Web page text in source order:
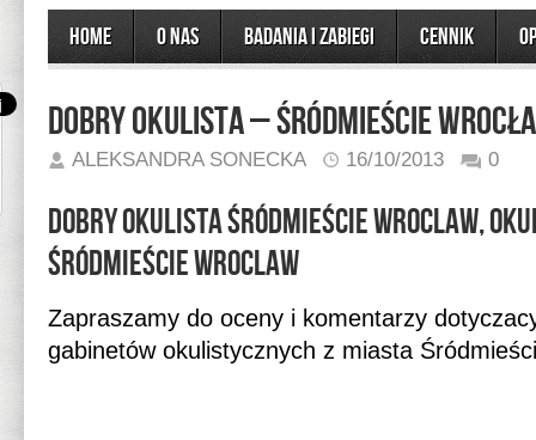
Home O Nas Badania i zabiegi CENNIK
Dobry Okulista – Śródmieście
ALEKSANDRA SONECKA 16/10/2013 0
Dobry Okulista Śródmieście Wroclaw,
Śródmieście Wroclaw
Zapraszamy do oceny i komentarzy
gabinetów okulistycznych z miasta